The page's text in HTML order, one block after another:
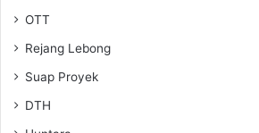
OTT
Rejang Lebong
Suap Proyek
DTH